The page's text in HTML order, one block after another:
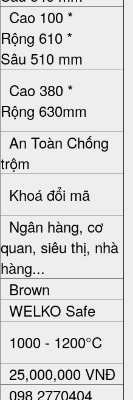
Cao 100 *
Rộng 610 *
Sâu 510 mm
Cao 380 *
Rộng 630mm
An Toàn Chống
trộm
Khoá đổi mã
Ngân hàng, cơ
quan, siêu thị, nhà
hàng...
Brown
WELKO Safe
1000 - 1200°C
25,000,000 VNĐ
098 2770404